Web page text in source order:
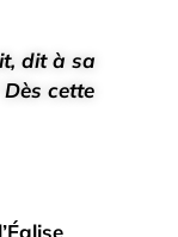
dit à sa
cette